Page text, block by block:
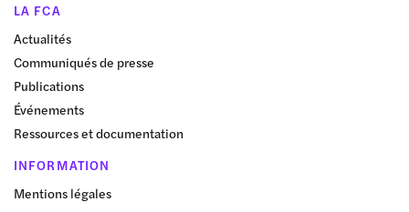
LA FCA
Actualités
Communiqués de presse
Publications
Événements
Ressources et documentation
INFORMATION
Mentions légales